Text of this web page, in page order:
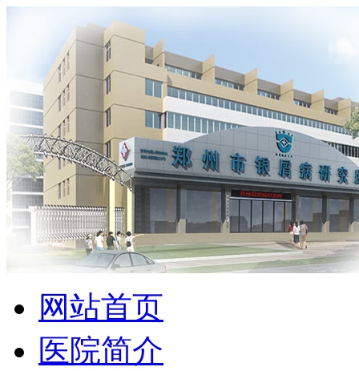
网站首页
医院简介